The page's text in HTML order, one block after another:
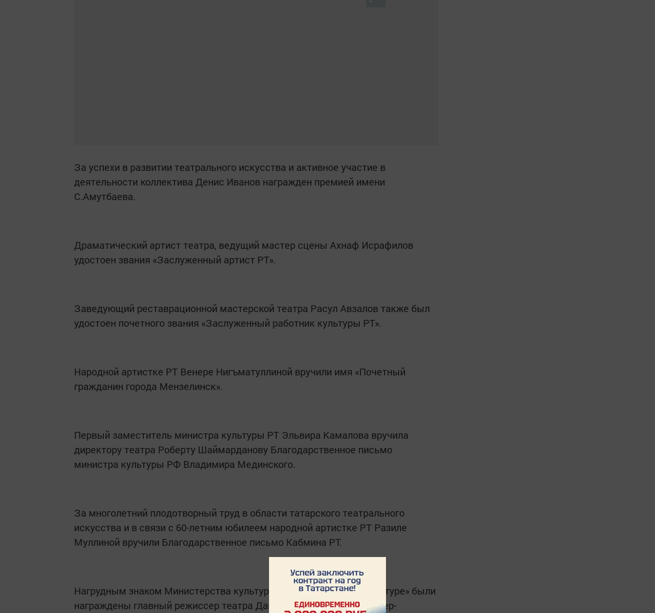
За успехи в развитии театрального искусства и активное участие в
деятельности коллектива Денис Иванов награжден премией имени
С.Амутбаева.
Драматический артист театра, ведущий мастер сцены Ахнаф Исрафилов
удостоен звания «Заслуженный артист РТ».
Заведующий реставрационной мастерской театра Расул Авзалов также был
удостоен почетного звания «Заслуженный работник культуры РТ».
Народной артистке РТ Венере Нигъматуллиной вручили имя «Почетный
гражданин города Мензелинск».
Первый заместитель министра культуры РТ Эльвира Камалова вручила
директору театра Роберту Шаймарданову Благодарственное письмо
министра культуры РФ Владимира Мединского.
За многолетний плодотворный труд в области татарского театрального
искусства и в связи с 60-летним юбилеем народной артистке РТ Разиле
Муллиной вручили Благодарственное письмо Кабмина РТ.
Нагрудным знаком Министерства культуры «За достижения в культуре» были
награждены главный режиссер театра Дамир Самерханов, режиссер-